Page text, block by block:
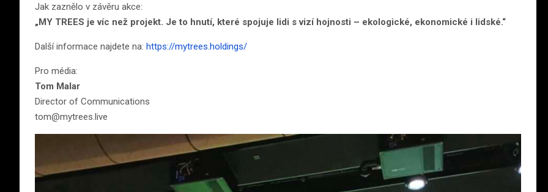
Jak zaznělo v závěru akce:
„MY TREES je víc než projekt. Je to hnutí, které spojuje lidi s vizí hojnosti – ekologické, ekonomické i lidské.“
Další informace najdete na: https://mytrees.holdings/
Pro média:
Tom Malar
Director of Communications
tom@mytrees.live